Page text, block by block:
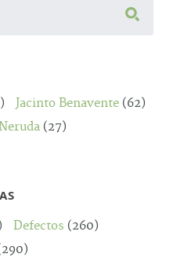
Jacinto Benavente (62)
(27)
Defectos (260)